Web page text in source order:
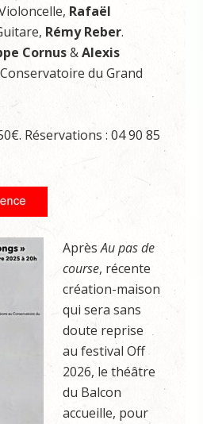
Rafaël
Rémy Reber.
Cornus&Alexis
du Grand
Réservations : 04 90 85
AprèsAu pas de
course, récente
création-maison
qui sera sans
doute reprise
au festival Off
2026, le théâtre
du Balcon
accueille, pour